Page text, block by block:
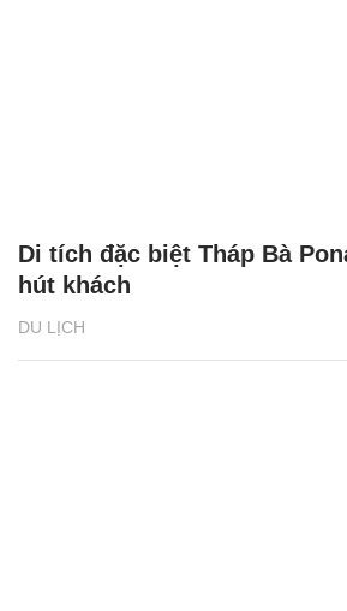
DU LỊCH
Di tích đặc biệt Tháp Bà
hút khách